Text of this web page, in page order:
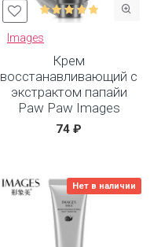
Images
Крем
восстанавливающий с
экстрактом папайи
Paw Paw Images
74 ₽
Нет в наличии